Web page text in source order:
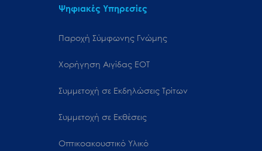
Ψηφιακές Υπηρεσίες
Παροχή Σύμφωνης Γνώμης
Χορήγηση Αιγίδας ΕΟΤ
Συμμετοχή σε Εκδηλώσεις Τρίτων
Συμμετοχή σε Εκθέσεις
Οπτικοακουστικό Υλικό